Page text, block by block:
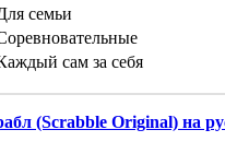
семьи
сам за себя
(Scrabble Original) на